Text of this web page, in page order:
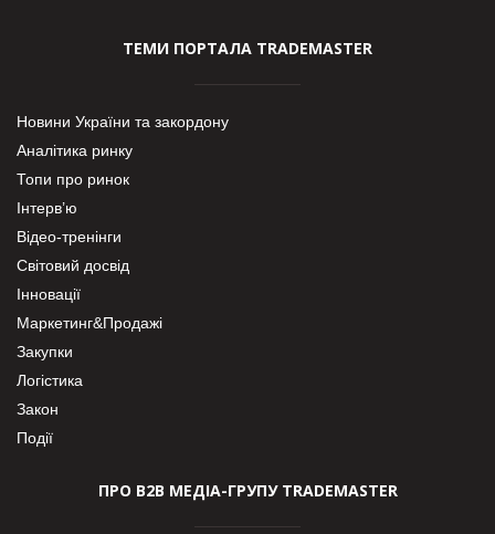
ТЕМИ ПОРТАЛА TRADEMASTER
Новини України та закордону
Аналітика ринку
Топи про ринок
Інтерв’ю
Відео-тренінги
Світовий досвід
Інновації
Маркетинг&Продажі
Закупки
Логістика
Закон
Події
ПРО В2В МЕДІА-ГРУПУ TRADEMASTER